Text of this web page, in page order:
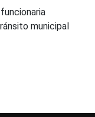
municipal